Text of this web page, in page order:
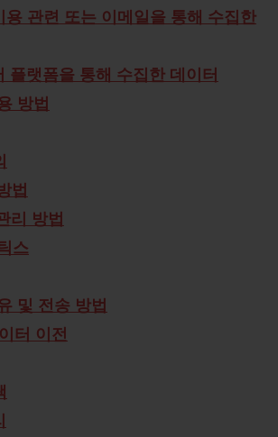
용 관련 또는 이메일을 통해 수집한
플랫폼을 통해 수집한 데이터
방법
법
리 방법
스
및 전송 방법
터 이전